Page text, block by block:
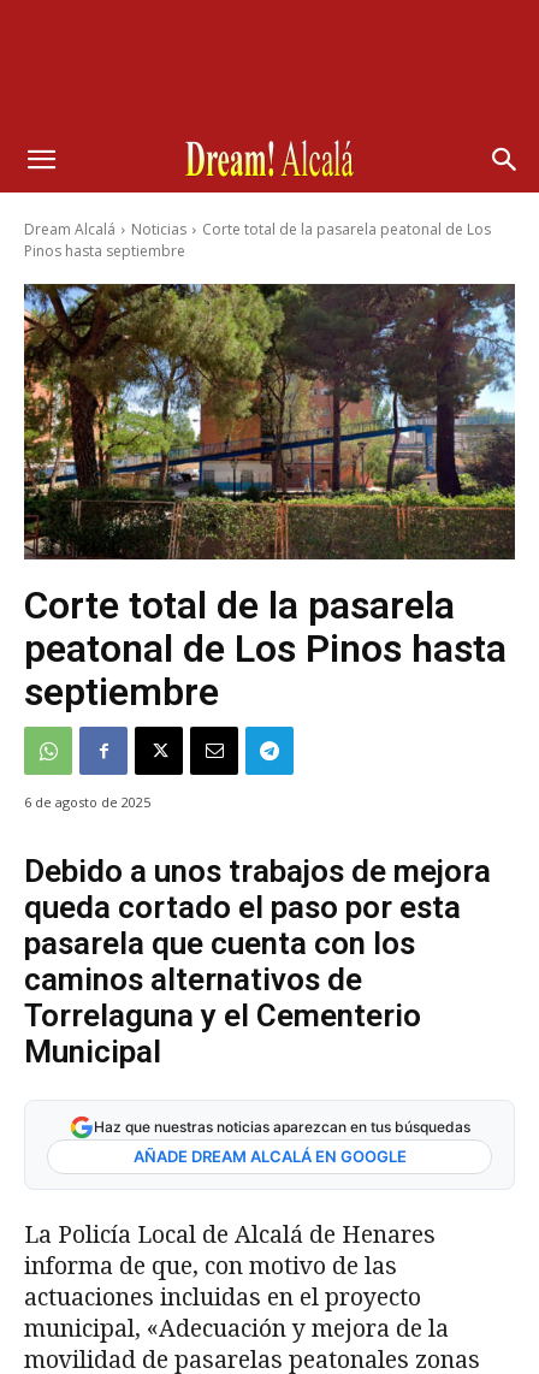
Dream Alcalá Noticias
Corte total de la pasarela peatonal de Los
Pinos hasta septiembre
Corte total de la pasarela
peatonal de Los Pinos hasta
septiembre
6 de agosto de 2025
Debido a unos trabajos de mejora
queda cortado el paso por esta
pasarela que cuenta con los
caminos alternativos de
Torrelaguna y el Cementerio
Municipal
Haz que nuestras noticias aparezcan en tus búsquedas
AÑADE DREAM ALCALÁ EN GOOGLE
La Policía Local de Alcalá de Henares
informa de que, con motivo de las
actuaciones incluidas en el proyecto
municipal, «Adecuación y mejora de la
movilidad de pasarelas peatonales zonas